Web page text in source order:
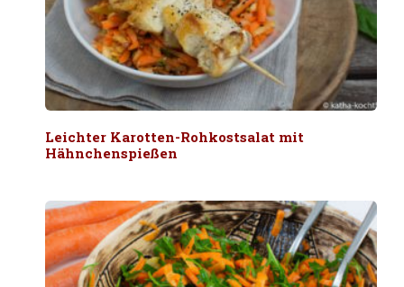
Leichter Karotten-Rohkostsalat mit
Hähnchenspießen